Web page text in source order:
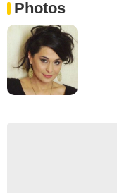
Photos